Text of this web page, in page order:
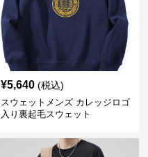
¥5,640 (税込)
スウェットメンズ カレッジロゴ
入り裏起毛スウェット